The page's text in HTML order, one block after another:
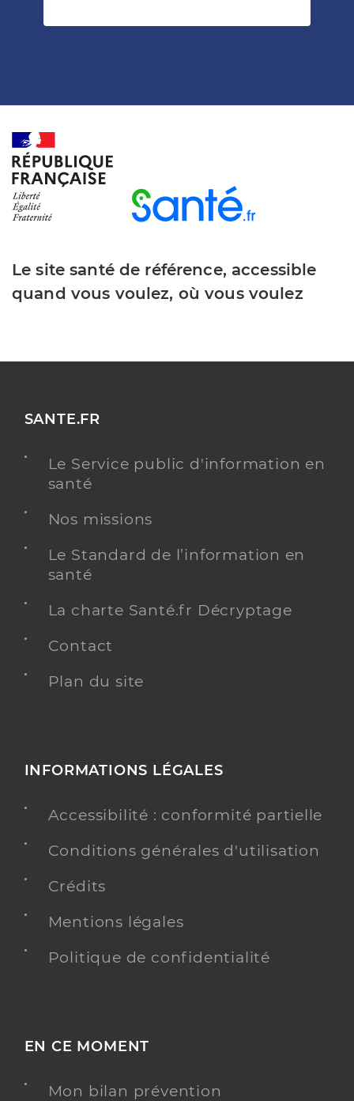
Le site santé de référence, accessible
quand vous voulez, où vous voulez
SANTE.FR
Le Service public d'information en
santé
Nos missions
Le Standard de l’information en
santé
La charte Santé.fr Décryptage
Contact
Plan du site
INFORMATIONS LÉGALES
Accessibilité : conformité partielle
Conditions générales d'utilisation
Crédits
Mentions légales
Politique de confidentialité
EN CE MOMENT
Mon bilan prévention